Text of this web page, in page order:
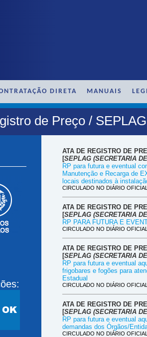
DIRETA MANUAIS
de Preço / SEPLAG
ATA DE REGISTRO DE
[SEPLAG (SECRETARIA
RP para futura e eventual
Manutenção e Recarga de
locais destinados à
CIRCULADO NO DIÁRIO
ATA DE REGISTRO DE
[SEPLAG (SECRETARIA
RP PARA FUTURA E
CIRCULADO NO DIÁRIO
ATA DE REGISTRO DE
[SEPLAG (SECRETARIA
RP para futura e eventual
frigobares e fogões para
Estadual
CIRCULADO NO DIÁRIO
ATA DE REGISTRO DE
[SEPLAG (SECRETARIA
RP para futura e eventual
demandas dos Órgãos/
CIRCULADO NO DIÁRIO